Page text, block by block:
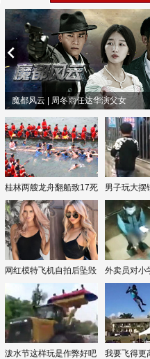
魔都风云 | 周冬雨任达华演父女
桂林两艘龙舟翻船致17死 男子玩大摆
网红模特飞机自拍后坠毁 外卖员对小
泼水节这样玩是作弊好吧 我要飞得更